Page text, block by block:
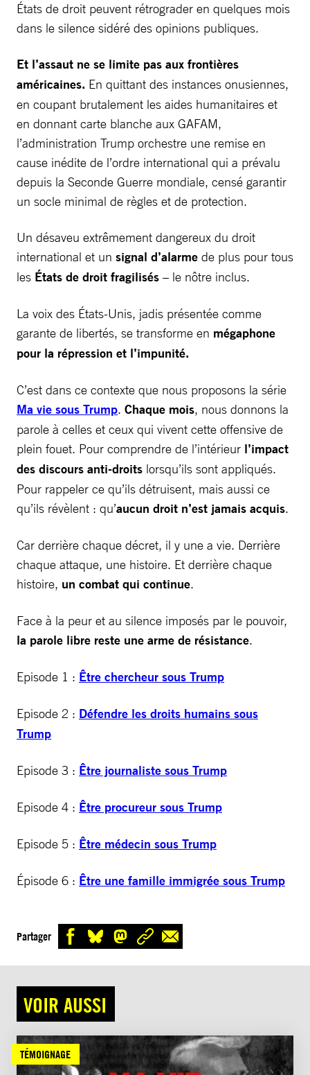
États de droit peuvent rétrograder en quelques mois
dans le silence sidéré des opinions publiques.
Et l’assaut ne se limite pas aux frontières
américaines. En quittant des instances onusiennes,
en coupant brutalement les aides humanitaires et
en donnant carte blanche aux GAFAM,
l’administration Trump orchestre une remise en
cause inédite de l’ordre international qui a prévalu
depuis la Seconde Guerre mondiale, censé garantir
un socle minimal de règles et de protection.
Un désaveu extrêmement dangereux du droit
international et un signal d’alarme de plus pour tous
les États de droit fragilisés – le nôtre inclus.
La voix des États-Unis, jadis présentée comme
garante de libertés, se transforme en mégaphone
pour la répression et l’impunité.
C’est dans ce contexte que nous proposons la série
Ma vie sous Trump. Chaque mois, nous donnons la
parole à celles et ceux qui vivent cette offensive de
plein fouet. Pour comprendre de l’intérieur l’impact
des discours anti-droits lorsqu’ils sont appliqués.
Pour rappeler ce qu’ils détruisent, mais aussi ce
qu’ils révèlent : qu’aucun droit n’est jamais acquis.
Car derrière chaque décret, il y une a vie. Derrière
chaque attaque, une histoire. Et derrière chaque
histoire, un combat qui continue.
Face à la peur et au silence imposés par le pouvoir,
la parole libre reste une arme de résistance.
Episode 1 : Être chercheur sous Trump
Episode 2 : Défendre les droits humains sous
Trump
Episode 3 : Être journaliste sous Trump
Episode 4 : Être procureur sous Trump
Episode 5 : Être médecin sous Trump
Épisode 6 : Être une famille immigrée sous Trump
Partager
VOIR AUSSI
TÉMOIGNAGE